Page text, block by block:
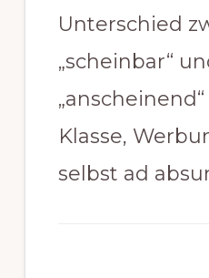
Unterschied
„scheinbar“
Klasse,
selbst ad